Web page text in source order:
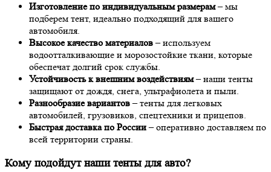
Изготовление по индивидуальным размерам– мы
подберем тент, идеально подходящий для вашего
автомобиля.
Высокое качество материалов– используем
водоотталкивающие и морозостойкие ткани, которые
обеспечат долгий срок службы.
Устойчивость к внешним воздействиям– наши тенты
защищают от дождя, снега, ультрафиолета и пыли.
Разнообразие вариантов– тенты для легковых
автомобилей, грузовиков, спецтехники и прицепов.
Быстрая доставка по России– оперативно доставляем по
всей территории страны.
Кому подойдут наши тенты для авто?